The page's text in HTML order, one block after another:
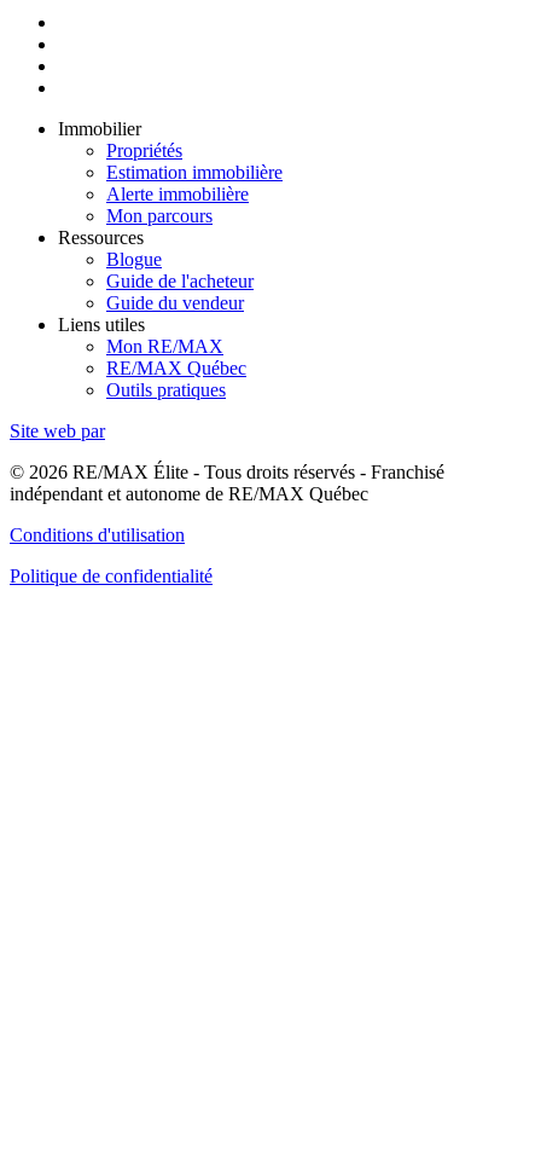
Immobilier
Propriétés
Estimation immobilière
Alerte immobilière
Mon parcours
Ressources
Blogue
Guide de l'acheteur
Guide du vendeur
Liens utiles
Mon RE/MAX
RE/MAX Québec
Outils pratiques
Site web par
© 2026 RE/MAX Élite - Tous droits réservés - Franchisé
indépendant et autonome de RE/MAX Québec
Conditions d'utilisation
Politique de confidentialité